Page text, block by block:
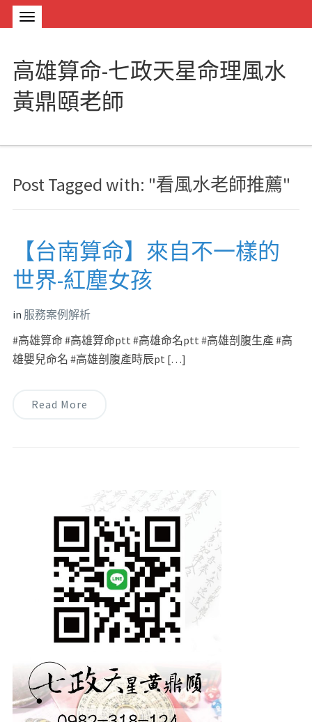
高雄算命-七政天星命理風水
黃鼎頤老師
Post Tagged with: "看風水老師推薦"
【台南算命】來自不一樣的
世界-紅塵女孩
in 服務案例解析
#高雄算命 #高雄算命ptt #高雄命名ptt #高雄剖腹生產 #高
雄嬰兒命名 #高雄剖腹產時辰pt […]
Read More